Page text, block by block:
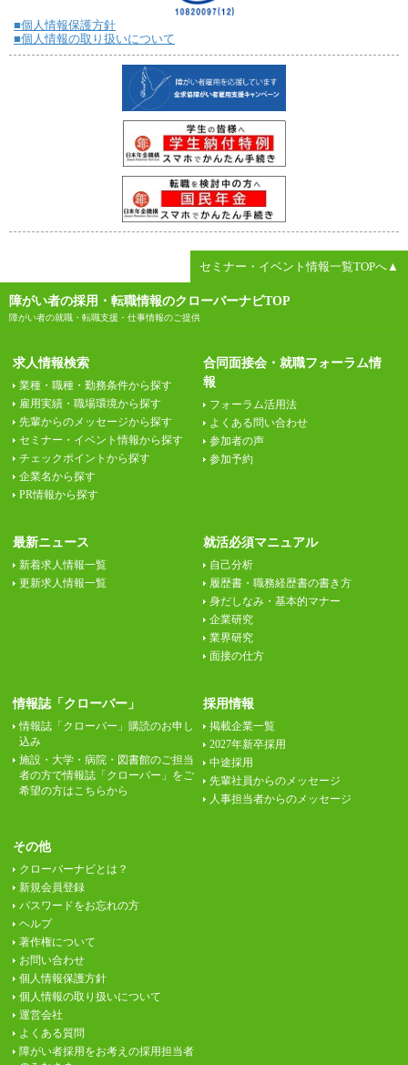
■個人情報保護方針
■個人情報の取り扱いについて
セミナー・イベント情報一覧TOPへ▲
障がい者の採用・転職情報のクローバーナビTOP
障がい者の就職・転職支援・仕事情報のご提供
求人情報検索
業種・職種・勤務条件から探す
雇用実績・職場環境から探す
先輩からのメッセージから探す
セミナー・イベント情報から探す
チェックポイントから探す
企業名から探す
PR情報から探す
合同面接会・就職フォーラム情
報
フォーラム活用法
よくある問い合わせ
参加者の声
参加予約
最新ニュース
新着求人情報一覧
更新求人情報一覧
就活必須マニュアル
自己分析
履歴書・職務経歴書の書き方
身だしなみ・基本的マナー
企業研究
業界研究
面接の仕方
情報誌「クローバー」
情報誌「クローバー」購読のお申し
込み
施設・大学・病院・図書館のご担当
者の方で情報誌「クローバー」をご
希望の方はこちらから
採用情報
掲載企業一覧
2027年新卒採用
中途採用
先輩社員からのメッセージ
人事担当者からのメッセージ
その他
クローバーナビとは？
新規会員登録
パスワードをお忘れの方
ヘルプ
著作権について
お問い合わせ
個人情報保護方針
個人情報の取り扱いについて
運営会社
よくある質問
障がい者採用をお考えの採用担当者